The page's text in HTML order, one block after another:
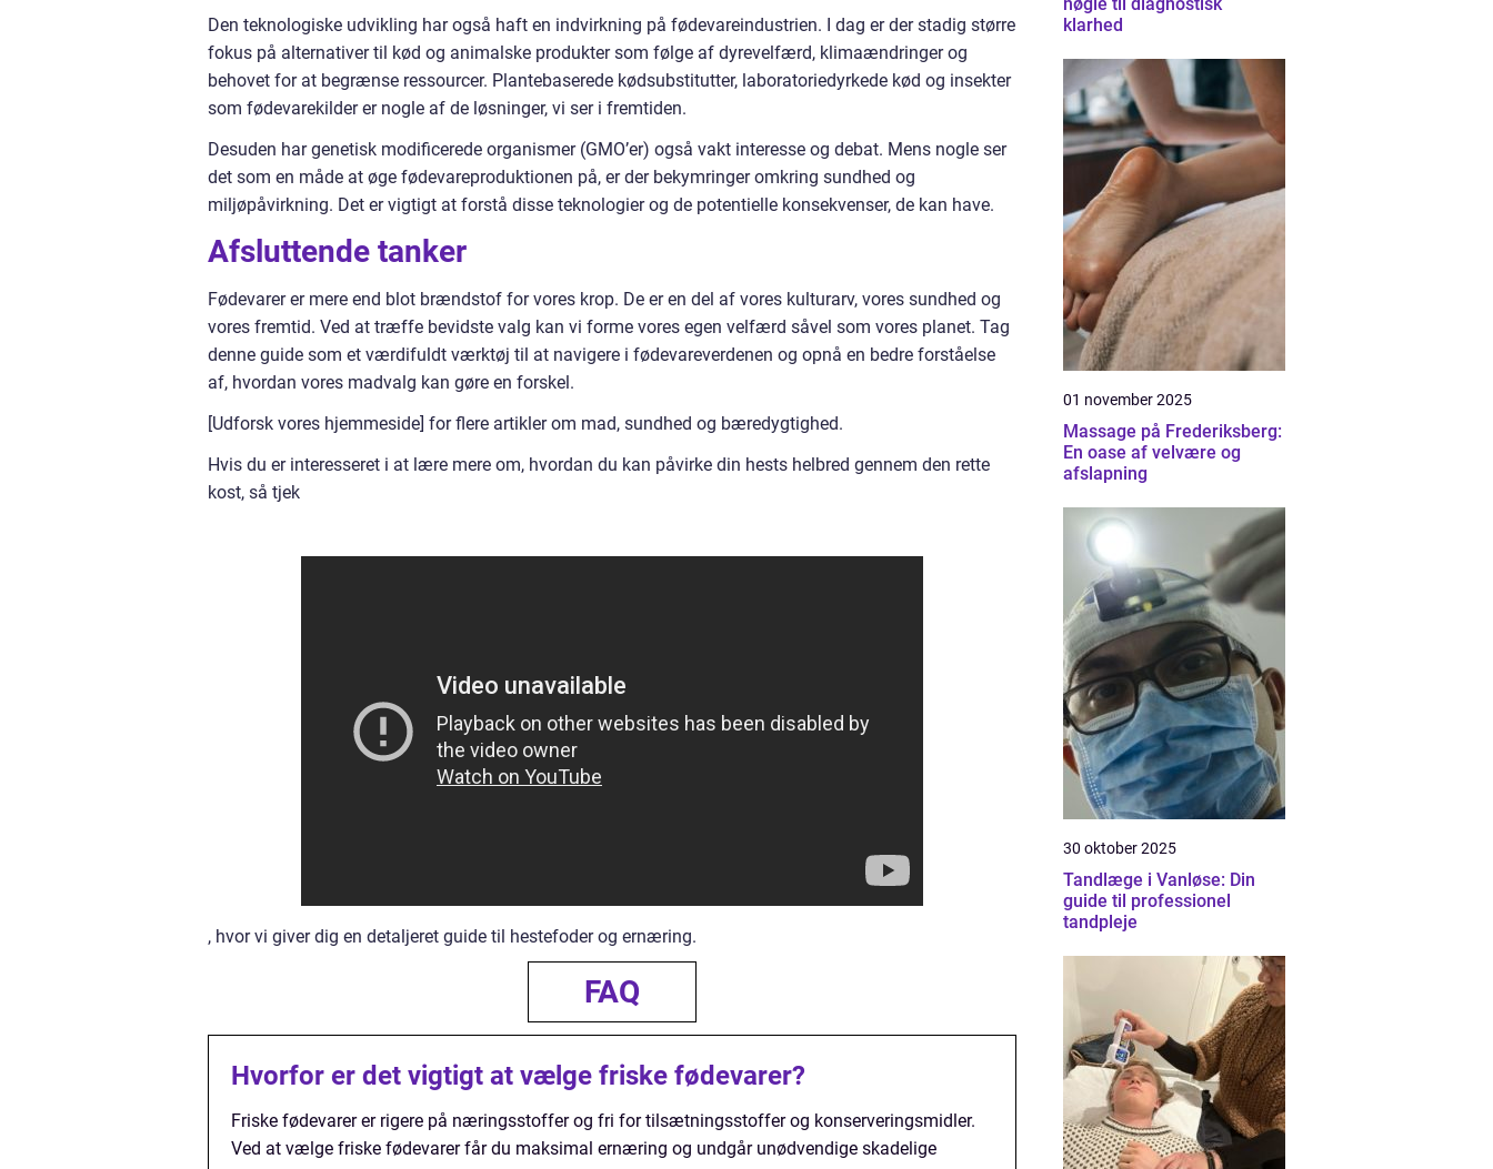
Den teknologiske udvikling har også haft en indvirkning på fødevareindustrien. I dag er der stadig større
fokus på alternativer til kød og animalske produkter som følge af dyrevelfærd, klimaændringer og
behovet for at begrænse ressourcer. Plantebaserede kødsubstitutter, laboratoriedyrkede kød og insekter
som fødevarekilder er nogle af de løsninger, vi ser i fremtiden.
Desuden har genetisk modificerede organismer (GMO’er) også vakt interesse og debat. Mens nogle ser
det som en måde at øge fødevareproduktionen på, er der bekymringer omkring sundhed og
miljøpåvirkning. Det er vigtigt at forstå disse teknologier og de potentielle konsekvenser, de kan have.
Afsluttende tanker
Fødevarer er mere end blot brændstof for vores krop. De er en del af vores kulturarv, vores sundhed og
vores fremtid. Ved at træffe bevidste valg kan vi forme vores egen velfærd såvel som vores planet. Tag
denne guide som et værdifuldt værktøj til at navigere i fødevareverdenen og opnå en bedre forståelse
af, hvordan vores madvalg kan gøre en forskel.
[Udforsk vores hjemmeside] for flere artikler om mad, sundhed og bæredygtighed.
Hvis du er interesseret i at lære mere om, hvordan du kan påvirke din hests helbred gennem den rette
kost, så tjek
, hvor vi giver dig en detaljeret guide til hestefoder og ernæring.
FAQ
Hvorfor er det vigtigt at vælge friske fødevarer?
Friske fødevarer er rigere på næringsstoffer og fri for tilsætningsstoffer og konserveringsmidler.
Ved at vælge friske fødevarer får du maksimal ernæring og undgår unødvendige skadelige
klarhed
01 november 2025
Massage på Frederiksberg:
En oase af velvære og
afslapning
30 oktober 2025
Tandlæge i Vanløse: Din
guide til professionel
tandpleje